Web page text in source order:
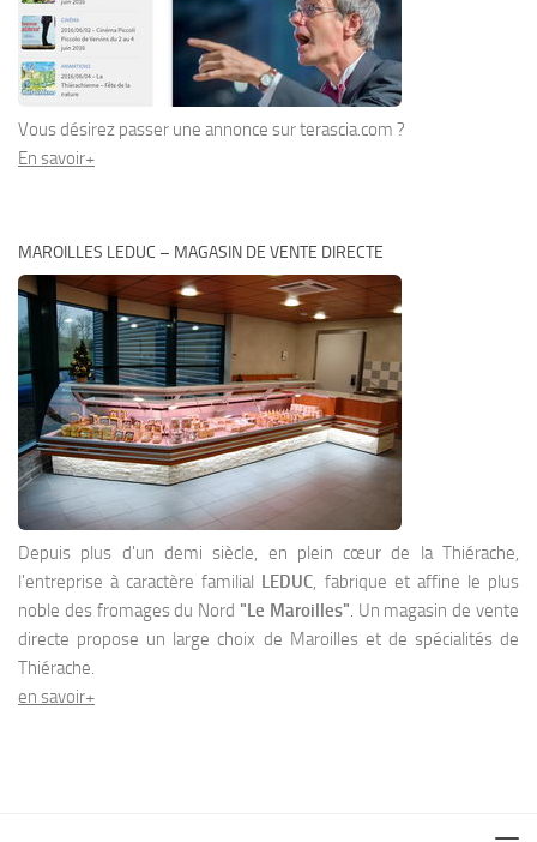
Vous désirez passer une annonce sur terascia.com ?
En savoir+
MAROILLES LEDUC – MAGASIN DE VENTE DIRECTE
Depuis plus d'un demi siècle, en plein cœur de la Thiérache,
l'entreprise à caractère familial LEDUC, fabrique et affine le plus
noble des fromages du Nord "Le Maroilles". Un magasin de vente
directe propose un large choix de Maroilles et de spécialités de
Thiérache.
en savoir+